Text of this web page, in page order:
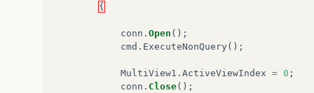
{
conn . Open ();
cmd . ExecuteNonQuery();
MultiView1 . ActiveViewIndex = 0 ;
conn . Close();